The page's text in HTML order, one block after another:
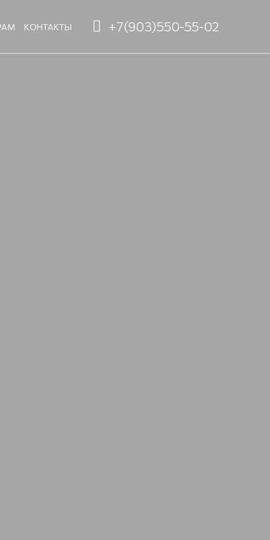
КОНТАКТЫ +7(903)550-55-02